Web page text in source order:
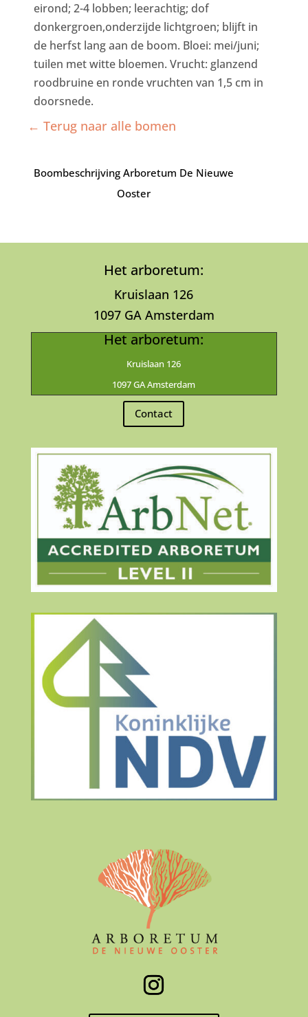
eirond; 2-4 lobben; leerachtig; dof
donkergroen,onderzijde lichtgroen; blijft in
de herfst lang aan de boom. Bloei: mei/juni;
tuilen met witte bloemen. Vrucht: glanzend
roodbruine en ronde vruchten van 1,5 cm in
doorsnede.
← Terug naar alle bomen
Boombeschrijving Arboretum De Nieuwe
Ooster
Het arboretum:
Kruislaan 126
1097 GA Amsterdam
Het arboretum:
Kruislaan 126
1097 GA Amsterdam
Contact